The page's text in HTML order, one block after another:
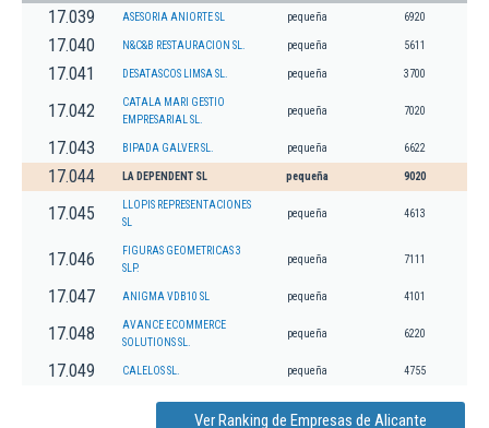
17.039 ASESORIA ANIORTE SL pequeña 6920
17.040 N&C&B RESTAURACION SL. pequeña 5611
17.041 DESATASCOS LIMSA SL. pequeña 3700
17.042
CATALA MARI GESTIO
EMPRESARIAL SL.
pequeña 7020
17.043 BIPADA GALVER SL. pequeña 6622
17.044 LA DEPENDENT SL pequeña 9020
17.045
LLOPIS REPRESENTACIONES
SL
pequeña 4613
17.046
FIGURAS GEOMETRICAS 3
SLP.
pequeña 7111
17.047 ANIGMA VDB10 SL pequeña 4101
17.048
AVANCE ECOMMERCE
SOLUTIONS SL.
pequeña 6220
17.049 CALELOS SL. pequeña 4755
Ver Ranking de Empresas de Alicante